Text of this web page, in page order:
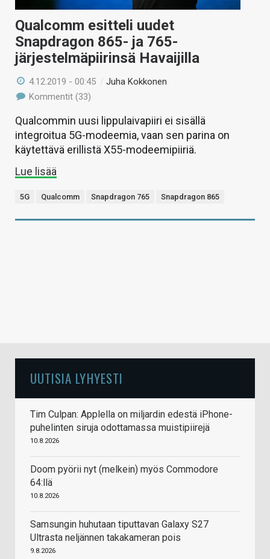
Qualcomm esitteli uudet
Snapdragon 865- ja 765-
järjestelmäpiirinsä Havaijilla
4.12.2019 - 00:45 /Juha Kokkonen
Kommentit (33)
Qualcommin uusi lippulaivapiiri ei sisällä
integroitua 5G-modeemia, vaan sen parina on
käytettävä erillistä X55-modeemipiiriä.
Lue lisää
5G Qualcomm Snapdragon 765 Snapdragon 865
UUTISIA LYHYESTI
Tim Culpan: Applella on miljardin edestä iPhone-
puhelinten siruja odottamassa muistipiirejä
10.8.2026
Doom pyörii nyt (melkein) myös Commodore
64:llä
10.8.2026
Samsungin huhutaan tiputtavan Galaxy S27
Ultrasta neljännen takakameran pois
9.8.2026